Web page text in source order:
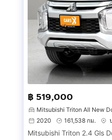
฿ 519,000
Mitsubishi Triton All New
2020
161,538 กม.
Mitsubishi Triton 2.4 Gls